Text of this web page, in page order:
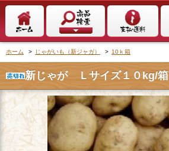
ホーム > じゃがいも（新ジャガ） > 10ｋ箱
新じゃが Ｌサイズ１０kg/箱